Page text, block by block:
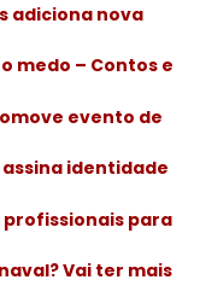
adiciona nova
medo – Contos e
evento de
identidade
profissionais para
Vai ter mais